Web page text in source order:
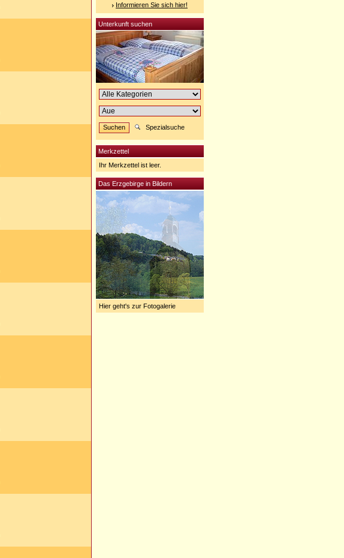
Informieren Sie sich hier!
Unterkunft suchen
Spezialsuche
Merkzettel
Ihr Merkzettel ist leer.
Das Erzgebirge in Bildern
Hier geht's zur Fotogalerie